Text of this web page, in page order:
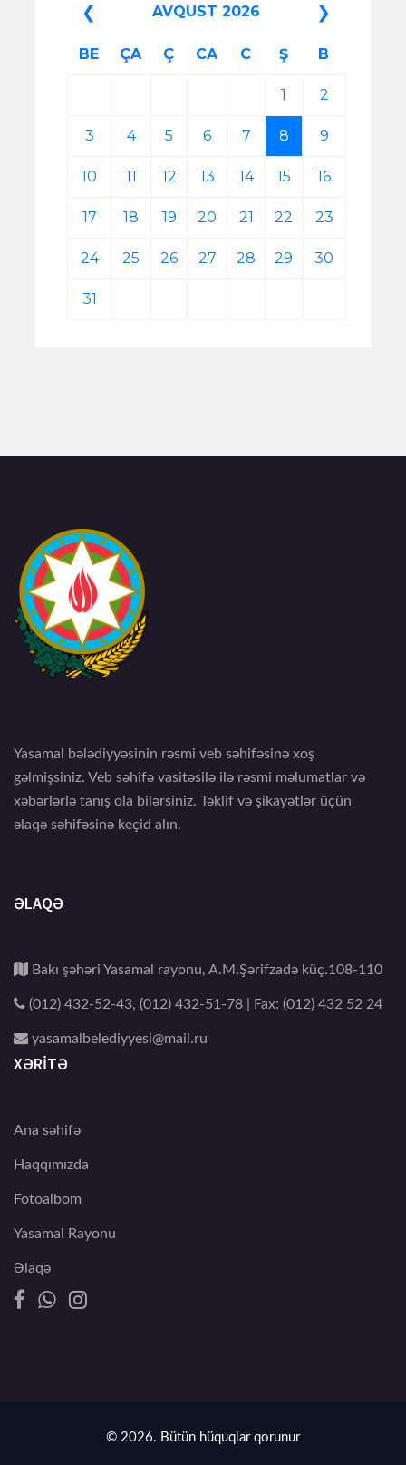
❮ AVQUST 2026 ❯
BE ÇA Ç CA C Ş B
1 2
3 4 5 6 7 8 9
10 11 12 13 14 15 16
17 18 19 20 21 22 23
24 25 26 27 28 29 30
31
Yasamal bələdiyyəsinin rəsmi veb səhifəsinə xoş
gəlmişsiniz. Veb səhifə vasitəsilə ilə rəsmi məlumatlar və
xəbərlərlə tanış ola bilərsiniz. Təklif və şikayətlər üçün
əlaqə səhifəsinə keçid alın.
ƏLAQƏ
Bakı şəhəri Yasamal rayonu, A.M.Şərifzadə küç.108-110
(012) 432-52-43, (012) 432-51-78 | Fax: (012) 432 52 24
yasamalbelediyyesi@mail.ru
XƏRİTƏ
Ana səhifə
Haqqımızda
Fotoalbom
Yasamal Rayonu
Əlaqə
© 2026. Bütün hüquqlar qorunur